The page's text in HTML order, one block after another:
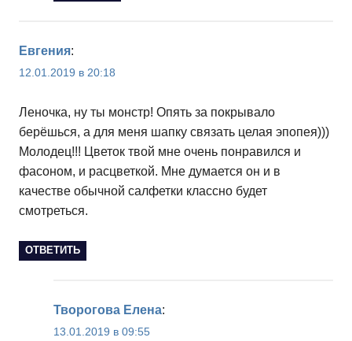
Евгения:
12.01.2019 в 20:18
Леночка, ну ты монстр! Опять за покрывало
берёшься, а для меня шапку связать целая эпопея)))
Молодец!!! Цветок твой мне очень понравился и
фасоном, и расцветкой. Мне думается он и в
качестве обычной салфетки классно будет
смотреться.
ОТВЕТИТЬ
Творогова Елена:
13.01.2019 в 09:55